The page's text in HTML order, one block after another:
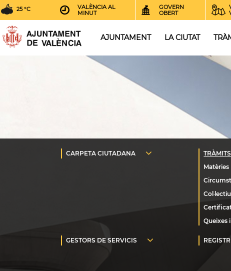
25 °C
VALÈNCIA AL
MINUT
GOVERN
OBERT
AJUNTAMENT LA CIUTAT
Queixes